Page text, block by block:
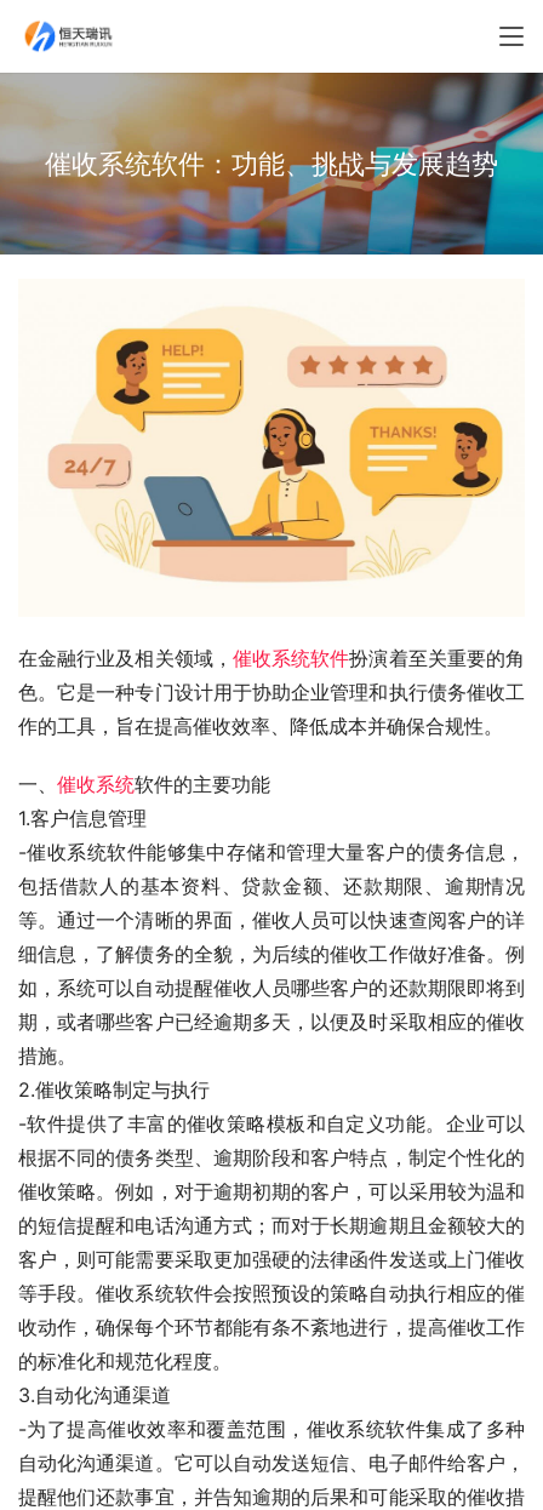
催收系统软件：功能、挑战与发展趋势
在金融行业及相关领域， 催收系统软件扮演着至关重要的角
色。它是一种专门设计用于协助企业管理和执行债务催收工
作的工具，旨在提高催收效率、降低成本并确保合规性。
一、 催收系统软件的主要功能
1.客户信息管理
-催收系统软件能够集中存储和管理大量客户的债务信息，
包括借款人的基本资料、贷款金额、还款期限、逾期情况
等。通过一个清晰的界面，催收人员可以快速查阅客户的详
细信息，了解债务的全貌，为后续的催收工作做好准备。例
如，系统可以自动提醒催收人员哪些客户的还款期限即将到
期，或者哪些客户已经逾期多天，以便及时采取相应的催收
措施。
2.催收策略制定与执行
-软件提供了丰富的催收策略模板和自定义功能。企业可以
根据不同的债务类型、逾期阶段和客户特点，制定个性化的
催收策略。例如，对于逾期初期的客户，可以采用较为温和
的短信提醒和电话沟通方式；而对于长期逾期且金额较大的
客户，则可能需要采取更加强硬的法律函件发送或上门催收
等手段。催收系统软件会按照预设的策略自动执行相应的催
收动作，确保每个环节都能有条不紊地进行，提高催收工作
的标准化和规范化程度。
3.自动化沟通渠道
-为了提高催收效率和覆盖范围，催收系统软件集成了多种
自动化沟通渠道。它可以自动发送短信、电子邮件给客户，
提醒他们还款事宜，并告知逾期的后果和可能采取的催收措